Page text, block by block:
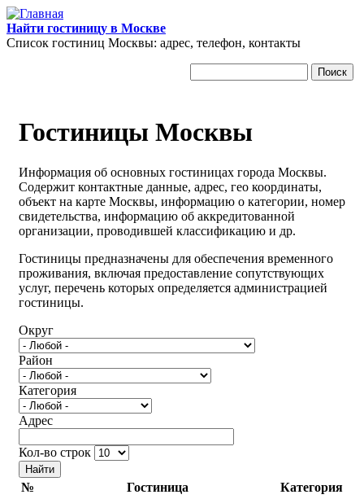
Перейти к основному содержанию
Найти гостиницу в Москве
Список гостиниц Москвы: адрес, телефон, контакты
Гостиницы Москвы
Информация об основных гостиницах города Москвы.
Содержит контактные данные, адрес, гео координаты,
объект на карте Москвы, информацию о категории, номер
свидетельства, информацию об аккредитованной
организации, проводившей классификацию и др.
Гостиницы предназначены для обеспечения временного
проживания, включая предоставление сопутствующих
услуг, перечень которых определяется администрацией
гостиницы.
Округ
Район
Категория
Адрес
Кол-во строк
№ Гостиница Категория